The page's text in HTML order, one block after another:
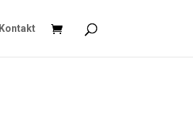
Kontakt